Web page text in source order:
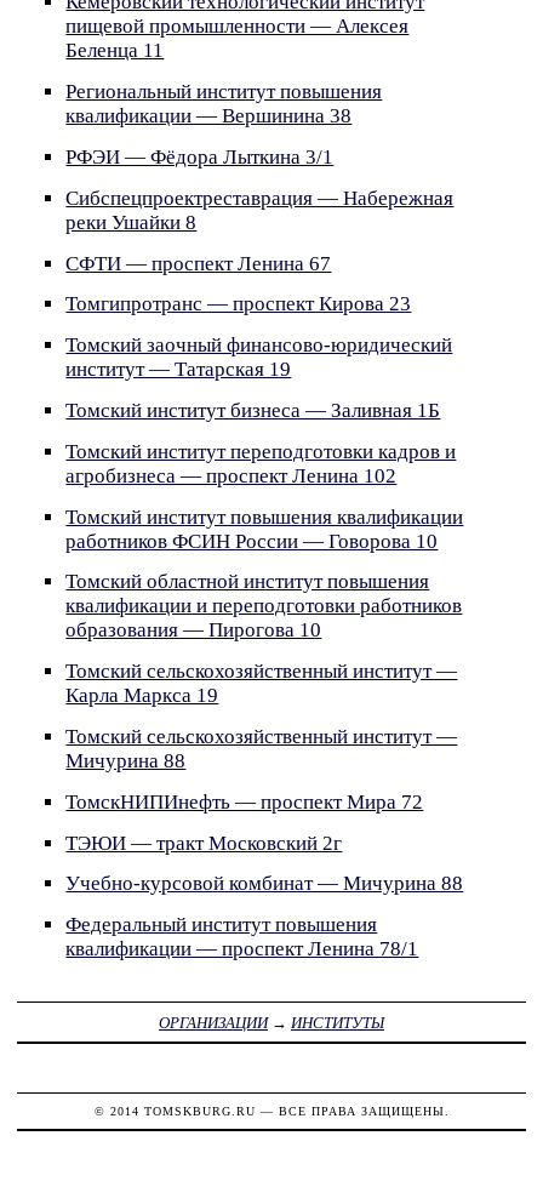
пищевой промышленности — Алексея
Беленца 11
Региональный институт повышения
квалификации — Вершинина 38
РФЭИ — Фёдора Лыткина 3/1
Сибспецпроектреставрация — Набережная
реки Ушайки 8
СФТИ — проспект Ленина 67
Томгипротранс — проспект Кирова 23
Томский заочный финансово-юридический
институт — Татарская 19
Томский институт бизнеса — Заливная 1Б
Томский институт переподготовки кадров и
агробизнеса — проспект Ленина 102
Томский институт повышения квалификации
работников ФСИН России — Говорова 10
Томский областной институт повышения
квалификации и переподготовки работников
образования — Пирогова 10
Томский сельскохозяйственный институт —
Карла Маркса 19
Томский сельскохозяйственный институт —
Мичурина 88
ТомскНИПИнефть — проспект Мира 72
ТЭЮИ — тракт Московский 2г
Учебно-курсовой комбинат — Мичурина 88
Федеральный институт повышения
квалификации — проспект Ленина 78/1
ОРГАНИЗАЦИИ→ ИНСТИТУТЫ
© 2014 TOMSKBURG.RU — ВСЕ ПРАВА ЗАЩИЩЕНЫ.